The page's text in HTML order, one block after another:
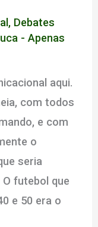
, Debates
- Apenas
aqui.
com todos
e com
o
seria
futebol que
e 50 era o